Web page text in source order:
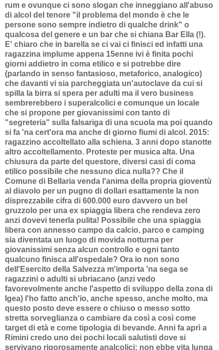
rum e ovunque ci sono slogan che inneggiano all'abuso
di alcol del tenore "il problema del mondo è che le
persone sono sempre indietro di qualche drink" o
qualcosa del genere e un bar che si chiana Bar Ella (!).
E' chiaro che in barella se ci vai ci finisci ed infatti una
ragazzina implume appena 15enne ivi è finita pochi
giorni addietro in coma etilico e si potrebbe dire
(parlando in senso fantasioso, metaforico, analogico)
che davanti vi sia parcheggiata un'autoclave da cui si
spilla la birra si spera per adulti ma il vero business
sembrerebbero i superalcolici e comunque un locale
che si propone per giovanissimi con tanto di
"segreteria" sulla falsariga di una scuola ma poi quando
si fa 'na cert'ora ma anche di giorno fiumi di alcol. 2015:
ragazzino accoltellato alla schiena. 3 anni dopo stanotte
altro accoltellamento. Proteste per musica alta. Una
chiusura da parte del questore, diversi casi di coma
etilico possibile che nessuno dica nulla?? Che il
Comune di Bellaria venda l'anima della propria gioventù
al diavolo per un pugno di dollari esattamente la non
disprezzabile cifra di 600.000 euro davvero un bel
gruzzolo per una ex spiaggia libera che rendeva zero
anzi dovevi tenerla pulita! Possibile che una spiaggia
libera con annesso campo da calcio, parco e camping
sia diventata un luogo di movida notturna per
giovanissimi senza alcun controllo e ogni tanto
qualcuno finisca all'ospedale? Ora io non sono
dell'Esercito della Salvezza m'importa 'na sega se
ragazzini o adulti si ubriacano (anzi vedo
favorevolmente anche l'aspetto di sviluppo della zona di
Igea) l'ho fatto anch'io, anche spesso, anche molto, ma
questo posto deve essere o chiuso o messo sotto
stretta sorveglianza o cambiare da così a così come
target di età e come tipologia di bevande. Anni fa aprì a
Rimini credo uno dei pochi locali salutisti dove si
servivano rigorosamente analcolici: non ebbe vita lunga